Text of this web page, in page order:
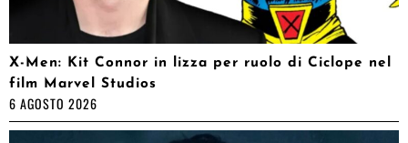
X-Men: Kit Connor in lizza per ruolo di Ciclope nel
film Marvel Studios
6 AGOSTO 2026